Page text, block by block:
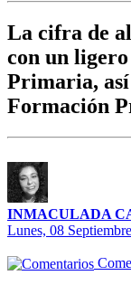
La cifra de
con un
Primaria,
Formación
INMACULADA
Lunes, 08